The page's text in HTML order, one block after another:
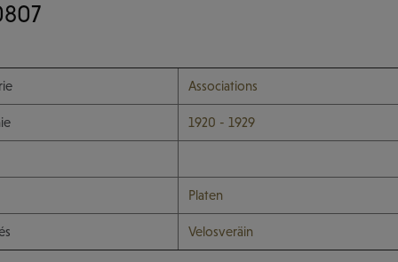
Associations
1920 - 1929
Platen
Velosveräin